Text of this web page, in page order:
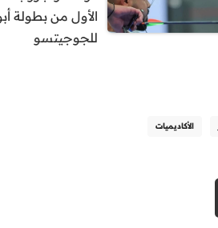
الأول من بطولة
للجوجيتسو
الأكاديميات